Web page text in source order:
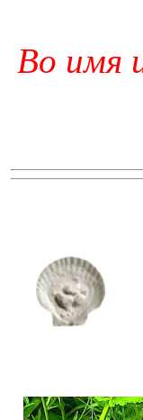
Во имя